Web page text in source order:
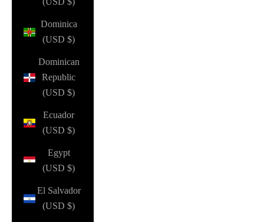
Dominica
(USD $)
Dominican
Republic
(USD $)
Ecuador
(USD $)
Egypt
(USD $)
El Salvador
(USD $)